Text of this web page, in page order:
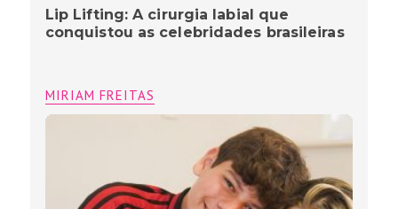
Lip Lifting: A cirurgia labial que
conquistou as celebridades brasileiras
MIRIAM FREITAS